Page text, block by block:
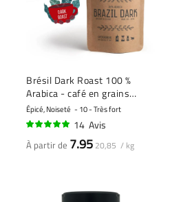
Brésil Dark Roast 100 %
Arabica - café en grains
fraîchement torréfié
Épicé, Noiseté 10 - Très fort
14 Avis
À partir de 7.95 20,85 / kg